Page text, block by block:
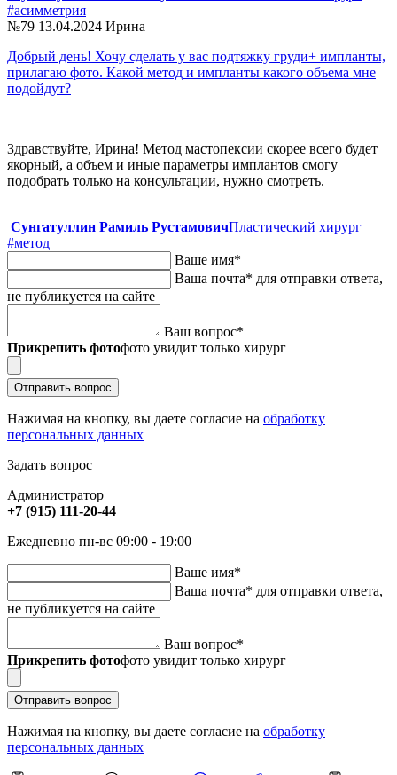
#асимметрия
№79 13.04.2024 Ирина
Добрый день! Хочу сделать у вас подтяжку груди+ импланты,
прилагаю фото. Какой метод и импланты какого объема мне
подойдут?
Здравствуйте, Ирина! Метод мастопексии скорее всего будет
якорный, а объем и иные параметры имплантов смогу
подобрать только на консультации, нужно смотреть.
Сунгатуллин Рамиль РустамовичПластический хирург
#метод
Ваше имя*
Ваша почта* для отправки ответа,
не публикуется на сайте
Ваш вопрос*
Прикрепить фотофото увидит только хирург
Отправить вопрос
Нажимая на кнопку, вы даете согласие на обработку
персональных данных
Задать вопрос
Администратор
+7 (915) 111-20-44
Ежедневно пн-вс 09:00 - 19:00
Ваше имя*
Ваша почта* для отправки ответа,
не публикуется на сайте
Ваш вопрос*
Прикрепить фотофото увидит только хирург
Отправить вопрос
Нажимая на кнопку, вы даете согласие на обработку
персональных данных